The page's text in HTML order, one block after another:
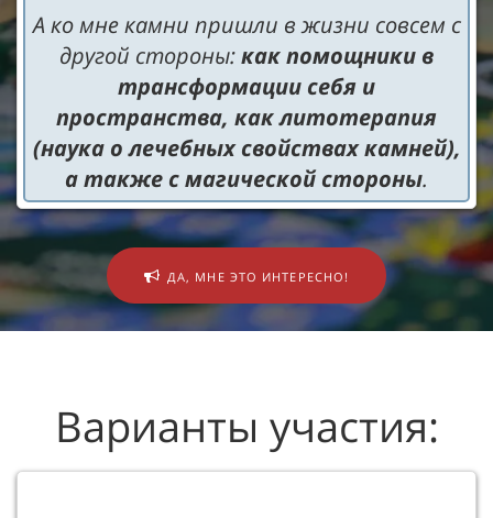
А ко мне камни пришли в жизни совсем с
другой стороны:как помощники в
трансформации себя и
пространства, как литотерапия
(наука о лечебных свойствах камней),
а также с магической стороны.
ДА, МНЕ ЭТО ИНТЕРЕСНО!
Варианты участия: